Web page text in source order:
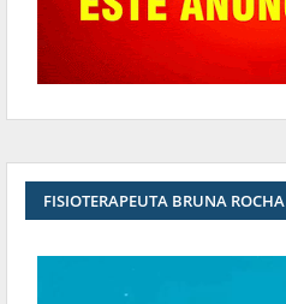
FISIOTERAPEUTA BRUNA ROCHA